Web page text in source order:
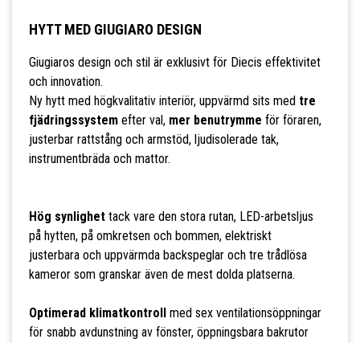
HYTT MED GIUGIARO DESIGN
Giugiaros design och stil är exklusivt för Diecis effektivitet
och innovation.
Ny hytt med högkvalitativ interiör, uppvärmd sits med tre
fjädringssystemefter val, mer benutrymme för föraren,
justerbar rattstång och armstöd, ljudisolerade tak,
instrumentbräda och mattor.
Hög synlighettack vare den stora rutan, LED-arbetsljus
på hytten, på omkretsen och bommen, elektriskt
justerbara och uppvärmda backspeglar och tre trådlösa
kameror som granskar även de mest dolda platserna.
Optimerad klimatkontroll
med sex ventilationsöppningar
för snabb avdunstning av fönster, öppningsbara bakrutor